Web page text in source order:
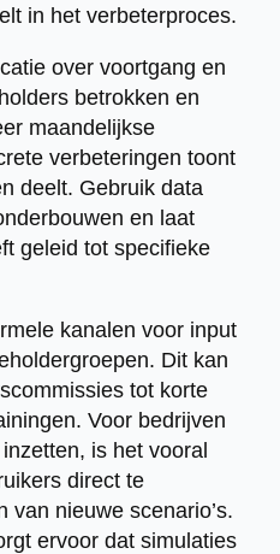
in het verbeterproces.
over voortgang en
betrokken en
maandelijkse
verbeteringen toont
deelt. Gebruik data
en laat
geleid tot specifieke
kanalen voor input
Dit kan
tot korte
Voor bedrijven
is het vooral
direct te
van nieuwe scenario’s.
ervoor dat simulaties